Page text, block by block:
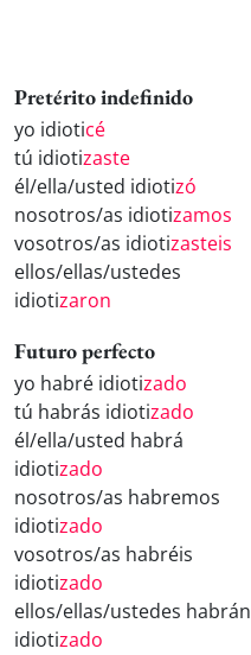
Pretérito indefinido
yo idioticé
tú idiotizaste
él/ella/usted idiotizó
nosotros/as idiotizamos
vosotros/as idiotizasteis
ellos/ellas/ustedes
idiotizaron
Futuro perfecto
yo habré idiotizado
tú habrás idiotizado
él/ella/usted habrá
idiotizado
nosotros/as habremos
idiotizado
vosotros/as habréis
idiotizado
ellos/ellas/ustedes habrán
idiotizado